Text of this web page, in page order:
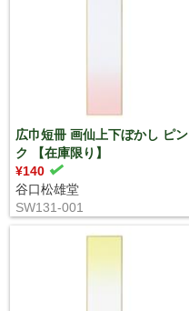
広巾短冊 画仙上下ぼかし ピン
ク 【在庫限り】
¥140
谷口松雄堂
SW131-001